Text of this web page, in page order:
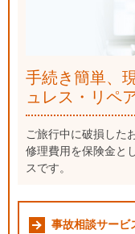
手続き簡単、
ュレス・リペ
ご旅行中に破損した
修理費用を保険金と
スです。
事故相談サービ